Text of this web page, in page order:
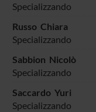
Specializzando
Russo Chiara
Specializzando
Sabbion Nicolò
Specializzando
Saccardo Yuri
Specializzando